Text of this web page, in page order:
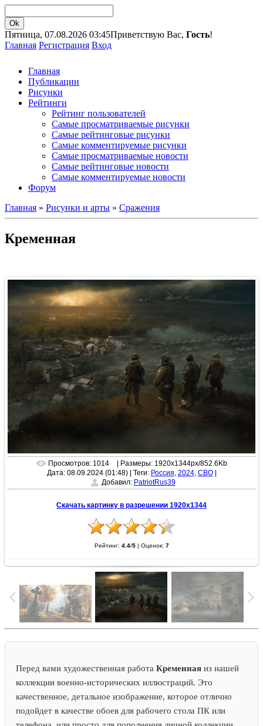
Пятница, 07.08.2026 03:45Приветствую Вас, Гость!
Главная Регистрация Вход
Главная
Публикации
Рисунки
Рейтинги
Рейтинг пользователей
Самые просматриваемые рисунки
Самые рейтинговые рисунки
Самые комментируемые рисунки
Самые просматриваемые новости
Самые рейтинговые новости
Самые комментируемые новости
Форум
Главная » Рисунки и арты » Сражения
Кременная
Просмотров: 1014
| Размеры: 1920x1344px/852.6Kb
Дата: 08.09.2024 (01:48)| Теги: Россия, 2024, СВО|
Добавил: PatriotRus39
Скачать картинку в разрешении 1920x1344
Рейтинг: 4.4/5| Оценок: 7
Перед вами художественная работа Кременная из нашей
коллекции военно-исторических иллюстраций. Это
качественное, детальное изображение, которое отлично
подойдет в качестве обоев для рабочего стола ПК или